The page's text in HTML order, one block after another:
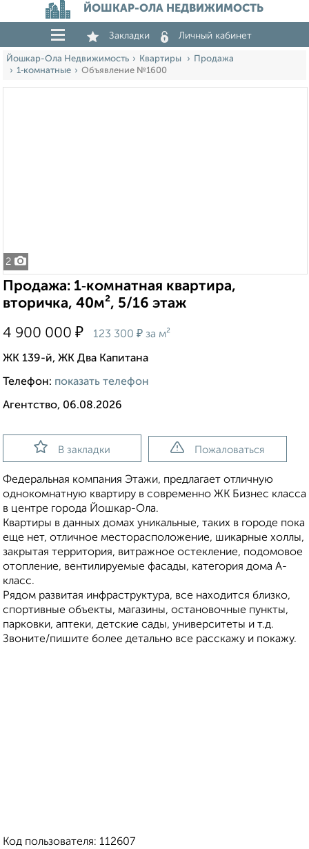
ЙОШКАР-ОЛА НЕДВИЖИМОСТЬ
Закладки Личный кабинет
Йошкар-Ола Недвижимость Квартиры
Продажа
1‑комнатные
Объявление №1600
2
Продажа: 1‑комнатная квартира,
вторичка, 40м², 5/16 этаж
4 900 000 ₽ 123 300 ₽ за м²
ЖК 139-й, ЖК Два Капитана
Телефон: показать телефон
Агентство, 06.08.2026
В закладки Пожаловаться
Федеральная компания Этажи, предлагает отличную
однокомнатную квартиру в современно ЖК Бизнес класса
в центре города Йошкар-Ола.
Квартиры в данных домах уникальные, таких в городе пока
еще нет, отличное месторасположение, шикарные холлы,
закрытая территория, витражное остекление, подомовое
отопление, вентилируемые фасады, категория дома А-
класс.
Рядом развитая инфраструктура, все находится близко,
спортивные объекты, магазины, остановочные пункты,
парковки, аптеки, детские сады, университеты и т.д.
Звоните/пишите более детально все расскажу и покажу.
Код пользователя: 112607